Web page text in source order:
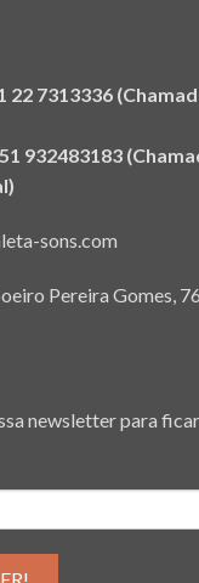
22 7313336
932483183
sons.com
Pereira Gomes,
newsletter para